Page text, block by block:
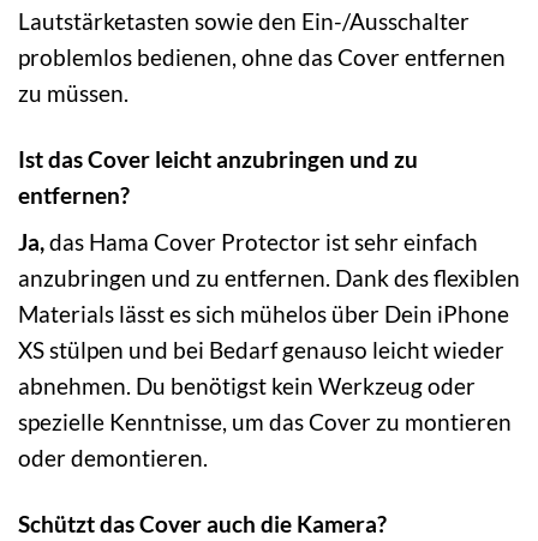
Lautstärketasten sowie den Ein-/Ausschalter
problemlos bedienen, ohne das Cover entfernen
zu müssen.
Ist das Cover leicht anzubringen und zu
entfernen?
Ja,das Hama Cover Protector ist sehr einfach
anzubringen und zu entfernen. Dank des flexiblen
Materials lässt es sich mühelos über Dein iPhone
XS stülpen und bei Bedarf genauso leicht wieder
abnehmen. Du benötigst kein Werkzeug oder
spezielle Kenntnisse, um das Cover zu montieren
oder demontieren.
Schützt das Cover auch die Kamera?